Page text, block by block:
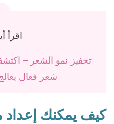
اقرأ
تحفيز نمو الشعر –
شعر فعال
كيف يمكنك